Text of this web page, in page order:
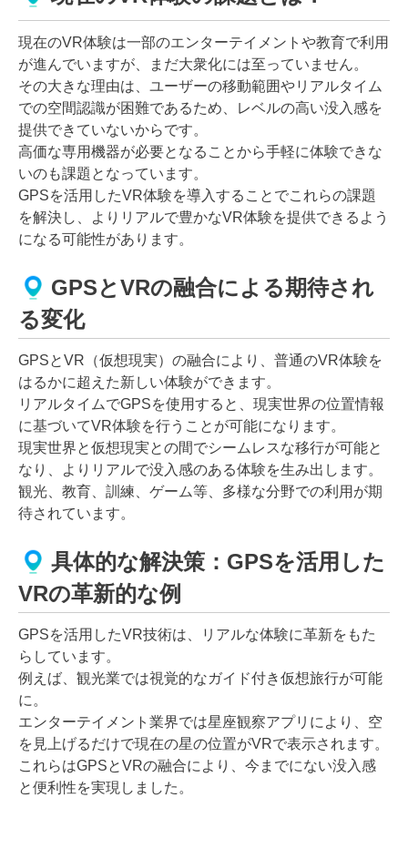
現在のVR体験は一部のエンターテイメントや教育で利用
が進んでいますが、まだ大衆化には至っていません。
その大きな理由は、ユーザーの移動範囲やリアルタイム
での空間認識が困難であるため、レベルの高い没入感を
提供できていないからです。
高価な専用機器が必要となることから手軽に体験できな
いのも課題となっています。
GPSを活用したVR体験を導入することでこれらの課題
を解決し、よりリアルで豊かなVR体験を提供できるよう
になる可能性があります。
GPSとVRの融合による期待され
る変化
GPSとVR（仮想現実）の融合により、普通のVR体験を
はるかに超えた新しい体験ができます。
リアルタイムでGPSを使用すると、現実世界の位置情報
に基づいてVR体験を行うことが可能になります。
現実世界と仮想現実との間でシームレスな移行が可能と
なり、よりリアルで没入感のある体験を生み出します。
観光、教育、訓練、ゲーム等、多様な分野での利用が期
待されています。
具体的な解決策：GPSを活用した
VRの革新的な例
GPSを活用したVR技術は、リアルな体験に革新をもた
らしています。
例えば、観光業では視覚的なガイド付き仮想旅行が可能
に。
エンターテイメント業界では星座観察アプリにより、空
を見上げるだけで現在の星の位置がVRで表示されます。
これらはGPSとVRの融合により、今までにない没入感
と便利性を実現しました。